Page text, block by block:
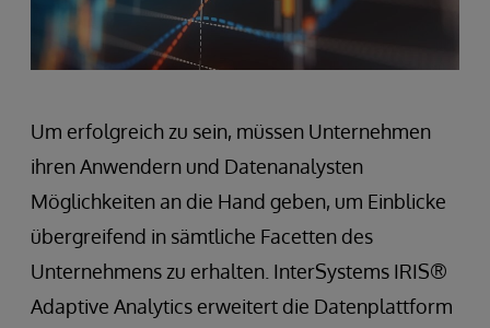
Um erfolgreich zu sein, müssen Unternehmen
ihren Anwendern und Datenanalysten
Möglichkeiten an die Hand geben, um Einblicke
übergreifend in sämtliche Facetten des
Unternehmens zu erhalten. InterSystems IRIS®
Adaptive Analytics erweitert die Datenplattform